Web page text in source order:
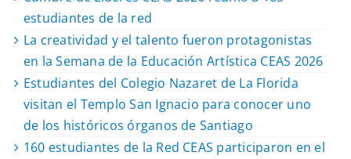
estudiantes de la red
La creatividad y el talento fueron protagonistas
en la Semana de la Educación Artística CEAS 2026
Estudiantes del Colegio Nazaret de La Florida
visitan el Templo San Ignacio para conocer uno
de los históricos órganos de Santiago
160 estudiantes de la Red CEAS participaron en el